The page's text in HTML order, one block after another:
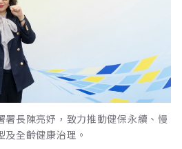
署長陳亮妤，致力推動健保永續、慢
全齡健康治理。